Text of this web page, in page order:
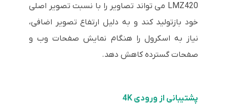
LMZ420 می تواند تصاویر را با نسبت تصویر اصلی
خود بازتولید کند و به دلیل ارتفاع تصویر اضافی،
نیاز به اسکرول را هنگام نمایش صفحات وب و
صفحات گسترده کاهش دهد.
پشتیبانی از ورودی 4K